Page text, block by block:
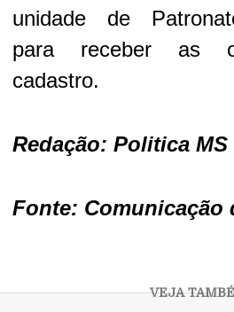
unidade de
para receber as
cadastro.
Redação: Politica MS
Fonte: Comunicação